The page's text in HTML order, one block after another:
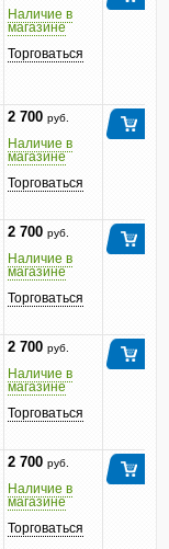
Наличие в
магазине
Торговаться
2 700 руб.
Наличие в
магазине
Торговаться
2 700 руб.
Наличие в
магазине
Торговаться
2 700 руб.
Наличие в
магазине
Торговаться
2 700 руб.
Наличие в
магазине
Торговаться